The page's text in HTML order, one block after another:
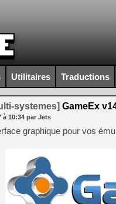
Utilitaires Traductions
systemes] GameEx
à 10:34 par Jets
graphique pour vos